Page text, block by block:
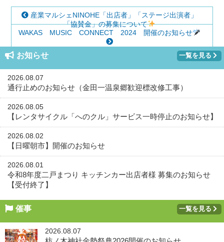
産業マルシェNINOHE「出店者」「ステージ出演者」
「協賛金」の募集について
WAKAS MUSIC CONNECT 2024 開催のお知らせ
お知らせ 一覧を見る
2026.08.07
通行止めのお知らせ（金田一温泉郷歓迎標改修工事）
2026.08.05
【レンタサイクル「へのクル」サービス一時停止のお知らせ】
2026.08.02
【日曜朝市】開催のお知らせ
2026.08.01
令和8年度二戸まつり キッチンカー出店者様 募集のお知らせ
【受付終了】
催事 一覧を見る
2026.08.07